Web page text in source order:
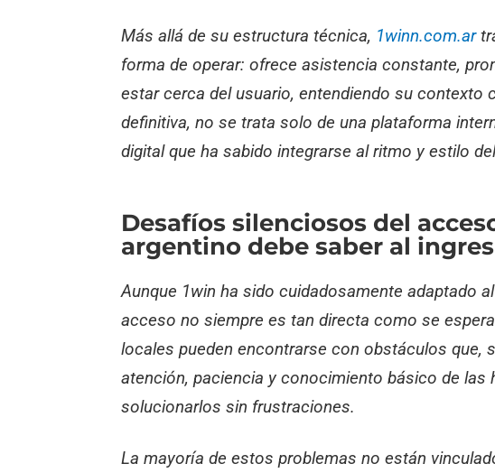
Más allá de su estructura técnica, 1winn.com.ar
forma de operar: ofrece asistencia constante,
estar cerca del usuario, entendiendo su contexto
definitiva, no se trata solo de una plataforma
digital que ha sabido integrarse al ritmo y estilo
Desafíos silenciosos del
argentino debe saber al
Aunque 1win ha sido cuidadosamente adaptado
acceso no siempre es tan directa como se
locales pueden encontrarse con obstáculos que,
atención, paciencia y conocimiento básico de las
solucionarlos sin frustraciones.
La mayoría de estos problemas no están